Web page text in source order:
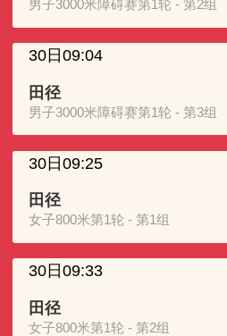
男子3000米障碍赛第1轮 - 第2组
30日09:04
田径
男子3000米障碍赛第1轮 - 第3组
30日09:25
田径
女子800米第1轮 - 第1组
30日09:33
田径
女子800米第1轮 - 第2组